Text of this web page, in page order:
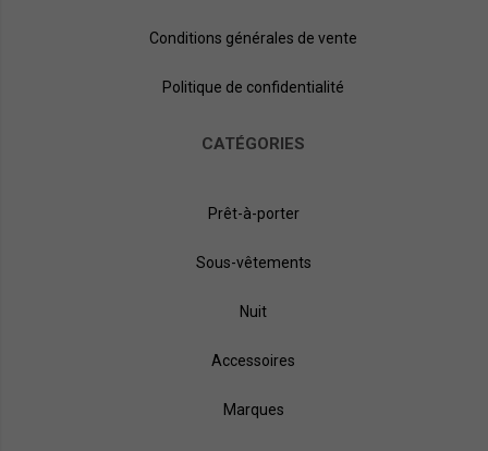
Conditions générales de vente
Politique de confidentialité
CATÉGORIES
Prêt-à-porter
Sous-vêtements
Nuit
Accessoires
Marques